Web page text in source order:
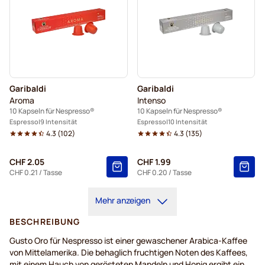
Garibaldi
Aroma
10 Kapseln für Nespresso®
Espresso 9 Intensität
4.3 (102)
CHF 2.05
CHF 0.21 / Tasse
Garibaldi
Intenso
10 Kapseln für Nespresso®
Espresso 10 Intensität
4.3 (135)
CHF 1.99
CHF 0.20 / Tasse
Mehr anzeigen
BESCHREIBUNG
Gusto Oro für Nespresso ist einer gewaschener Arabica-Kaffee
von Mittelamerika. Die behaglich fruchtigen Noten des Kaffees,